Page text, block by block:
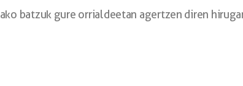
batzuk gure orrialdeetan agertzen diren